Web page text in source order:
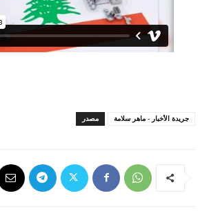
مصدر جريدة الأخبار - ماهر سلامة